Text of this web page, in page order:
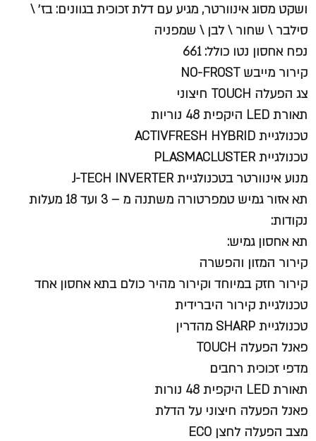
ושקט מסוג אינוורטר, מגיע עם דלת זכוכית בגוונים: בז׳ \
סילבר \ שחור \ לבן \ שמפניה
נפח אחסון נטו כולל: 661
קירור מייבש NO-FROST
צג הפעלה TOUCH חיצוני
תאורת LED היקפית 48 נוריות
טכנולגיית ACTIVFRESH HYBRID
טכנולגיית PLASMACLUSTER
מנוע אינוורטר בטכנולגיית J-TECH INVERTER
תא אזור גמיש טמפרטורה משתנה מ – 3 ועד 18 מעלות
נקודות:
תא אחסון גמיש:
קירור המזון והפשרה
קירור חזק במיוחד וקירור מהיר כולם בתא אחסון אחד
טכנולגיית קירור היברידית
טכנולגיית SHARP מהדרין
פאנל הפעלה TOUCH
מדפי זכוכית רחבים
תאורת LED היקפית 48 נורות
פאנל הפעלה חיצוני על הדלת
מצב הפעלה לחצן ECO